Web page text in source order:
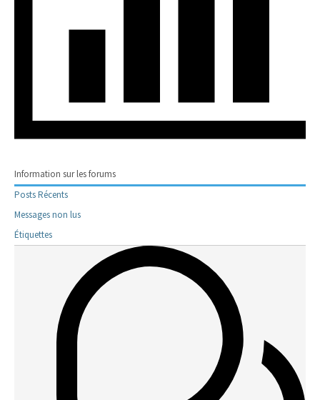
Information sur les forums
Posts Récents
Messages non lus
Étiquettes